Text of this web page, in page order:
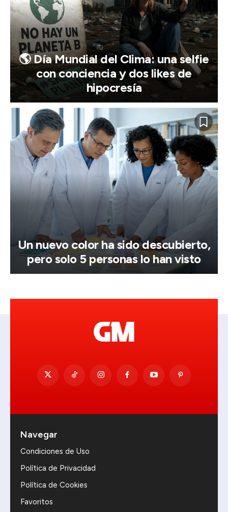
🌎 Día Mundial del Clima: una selfie
con conciencia y dos likes de
hipocresía
Un nuevo color ha sido descubierto,
pero solo 5 personas lo han visto
Navegar
Condiciones de Uso
Política de Privacidad
Política de Cookies
Favoritos